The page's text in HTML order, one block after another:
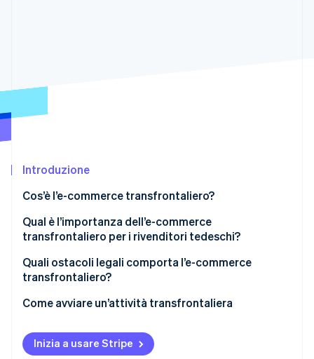
Rimozione del carbonio
Stripe Sessions 2026
Scopri come Stripe sta costruendo l'infrastruttura
Introduzione
Cos’è l’e-commerce transfrontaliero?
Qual è l’importanza dell’e-commerce
transfrontaliero per i rivenditori tedeschi?
Quali ostacoli legali comporta l’e-commerce
transfrontaliero?
Commercio all’interno dell’UE
Commercio al di fuori dell’UE
Come avviare un’attività transfrontaliera
Analizzare il mercato
Comprendere gli aspetti fiscali e le tutele legali
Inizia a usare Stripe